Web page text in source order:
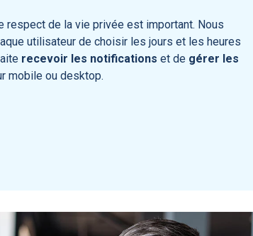
respect de la vie privée est important. Nous
utilisateur de choisir les jours et les heures
recevoir les notifications et de gérer les
mobile ou desktop.